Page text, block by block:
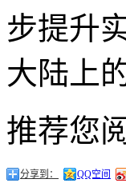
步提升
大陆上
推荐您
分享到： QQ空间